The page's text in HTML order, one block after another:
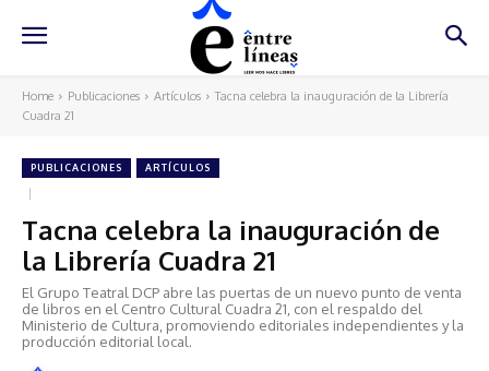
Home Publicaciones Artículos
Tacna celebra la inauguración de la Librería
Cuadra 21
PUBLICACIONES ARTÍCULOS
Tacna celebra la inauguración de
la Librería Cuadra 21
El Grupo Teatral DCP abre las puertas de un nuevo punto de venta
de libros en el Centro Cultural Cuadra 21, con el respaldo del
Ministerio de Cultura, promoviendo editoriales independientes y la
producción editorial local.